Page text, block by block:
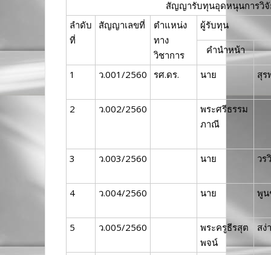
สัญญารับทุนอุดหนุนการวิ
ลำดับ
ที่
สัญญาเลขที่
ตำแหน่ง
ทาง
วิชาการ
ผู้รับทุน
คำนำหน้า
1 ว.001/2560 รศ.ดร. นาย สุร
2 ว.002/2560
พระศรีธรรม
ภาณี
3 ว.003/2560 นาย วร
4 ว.004/2560 นาย พูน
5 ว.005/2560
พระครูธีรสุต
พจน์
สง่า